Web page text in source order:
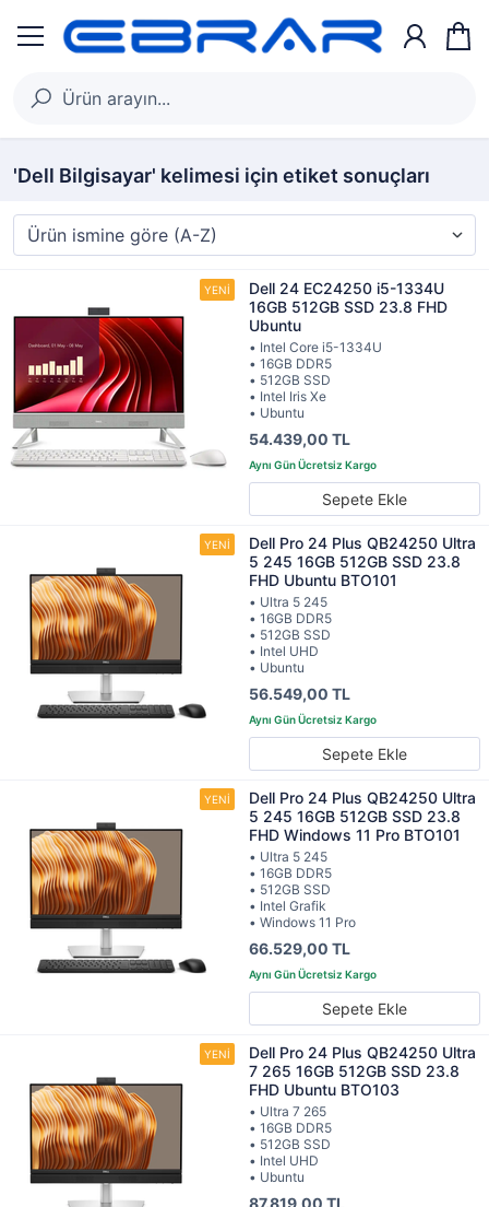
'Dell Bilgisayar' kelimesi için etiket sonuçları
Dell 24 EC24250 i5-1334U
16GB 512GB SSD 23.8 FHD
Ubuntu
• Intel Core i5-1334U
• 16GB DDR5
• 512GB SSD
• Intel Iris Xe
• Ubuntu
54.439,00 TL
Sepete Ekle
Dell Pro 24 Plus QB24250 Ultra
5 245 16GB 512GB SSD 23.8
FHD Ubuntu BTO101
• Ultra 5 245
• 16GB DDR5
• 512GB SSD
• Intel UHD
• Ubuntu
56.549,00 TL
Sepete Ekle
Dell Pro 24 Plus QB24250 Ultra
5 245 16GB 512GB SSD 23.8
FHD Windows 11 Pro BTO101
• Ultra 5 245
• 16GB DDR5
• 512GB SSD
• Intel Grafik
• Windows 11 Pro
66.529,00 TL
Sepete Ekle
Dell Pro 24 Plus QB24250 Ultra
7 265 16GB 512GB SSD 23.8
FHD Ubuntu BTO103
• Ultra 7 265
• 16GB DDR5
• 512GB SSD
• Intel UHD
• Ubuntu
87.819,00 TL